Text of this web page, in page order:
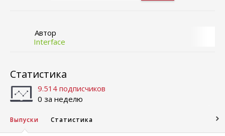
Автор
Interface
Статистика
9.514 подписчиков
0 за неделю
Выпуски Статистика